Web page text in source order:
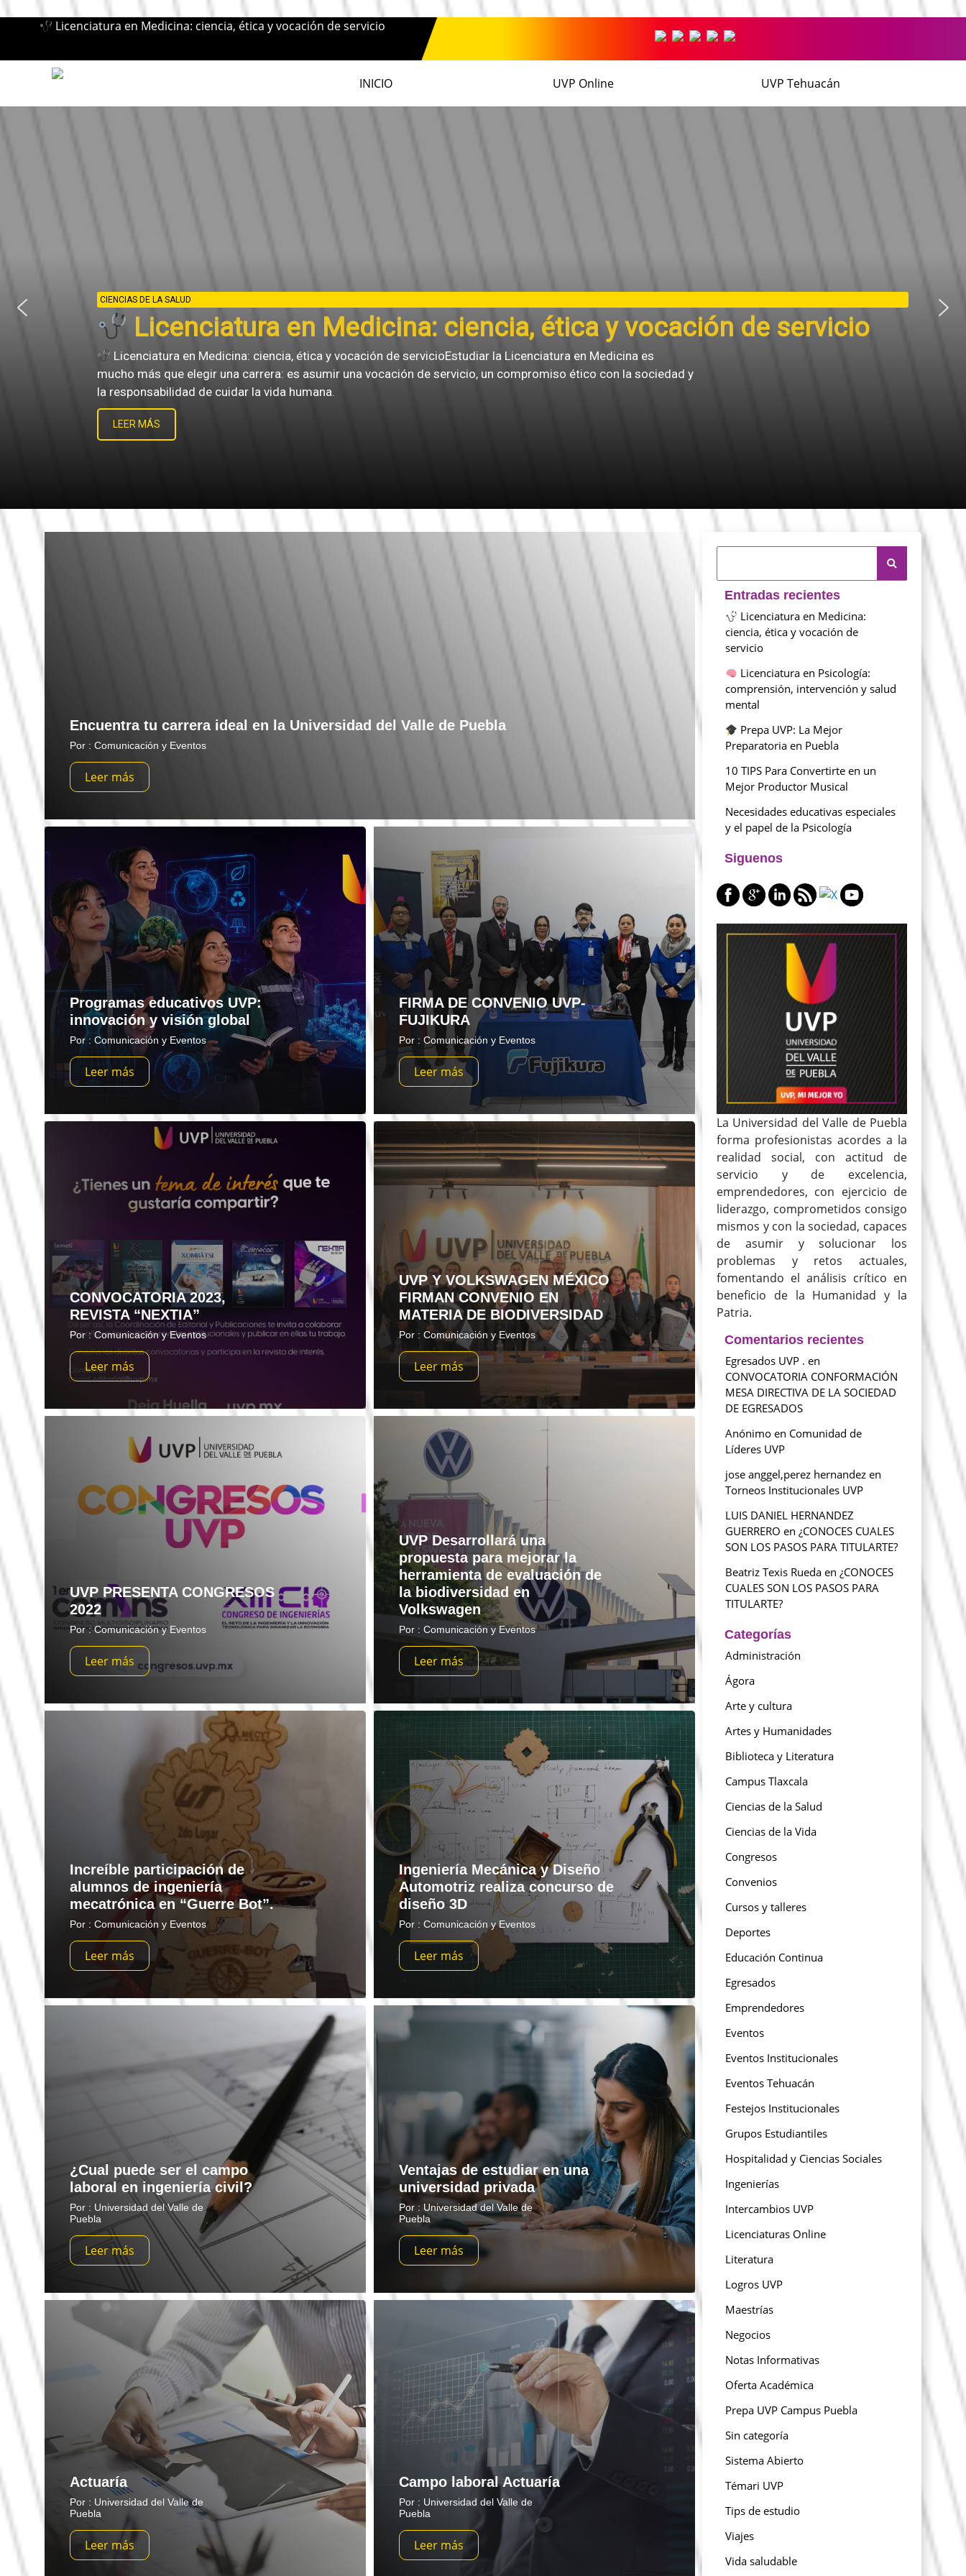
Licenciatura en Medicina: ciencia, ética y vocación de servicio
INICIO UVP Online UVP Tehuacán
CIENCIAS DE LA SALUD
Licenciatura en Medicina: ciencia, ética y vocación de servicio
Licenciatura en Medicina: ciencia, ética y vocación de servicioEstudiar la Licenciatura en Medicina es
mucho más que elegir una carrera: es asumir una vocación de servicio, un compromiso ético con la sociedad y
la responsabilidad de cuidar la vida humana.
LEER MÁS
Encuentra tu carrera ideal en la Universidad del Valle de Puebla
Por : Comunicación y Eventos
Leer más
Programas educativos UVP:
innovación y visión global
Por : Comunicación y Eventos
Leer más
FIRMA DE CONVENIO UVP-
FUJIKURA
Por : Comunicación y Eventos
Leer más
CONVOCATORIA 2023,
REVISTA “NEXTIA”
Por : Comunicación y Eventos
Leer más
UVP Y VOLKSWAGEN MÉXICO
FIRMAN CONVENIO EN
MATERIA DE BIODIVERSIDAD
Por : Comunicación y Eventos
Leer más
UVP PRESENTA CONGRESOS
2022
Por : Comunicación y Eventos
Leer más
UVP Desarrollará una
propuesta para mejorar la
herramienta de evaluación de
la biodiversidad en
Volkswagen
Por : Comunicación y Eventos
Leer más
Increíble participación de
alumnos de ingeniería
mecatrónica en “Guerre Bot”.
Por : Comunicación y Eventos
Leer más
Ingeniería Mecánica y Diseño
Automotriz realiza concurso de
diseño 3D
Por : Comunicación y Eventos
Leer más
¿Cual puede ser el campo
laboral en ingeniería civil?
Por : Universidad del Valle de
Puebla
Leer más
Ventajas de estudiar en una
universidad privada
Por : Universidad del Valle de
Puebla
Leer más
Actuaría
Por : Universidad del Valle de
Puebla
Leer más
Campo laboral Actuaría
Por : Universidad del Valle de
Puebla
Leer más
Entradas recientes
Licenciatura en Medicina:
ciencia, ética y vocación de
servicio
Licenciatura en Psicología:
comprensión, intervención y salud
mental
Prepa UVP: La Mejor
Preparatoria en Puebla
10 TIPS Para Convertirte en un
Mejor Productor Musical
Necesidades educativas especiales
y el papel de la Psicología
Siguenos
La Universidad del Valle de Puebla
forma profesionistas acordes a la
realidad social, con actitud de
servicio y de excelencia,
emprendedores, con ejercicio de
liderazgo, comprometidos consigo
mismos y con la sociedad, capaces
de asumir y solucionar los
problemas y retos actuales,
fomentando el análisis crítico en
beneficio de la Humanidad y la
Patria.
Comentarios recientes
Egresados UVP . en
CONVOCATORIA CONFORMACIÓN
MESA DIRECTIVA DE LA SOCIEDAD
DE EGRESADOS
Anónimo en Comunidad de
Líderes UVP
jose anggel,perez hernandez en
Torneos Institucionales UVP
LUIS DANIEL HERNANDEZ
GUERRERO en ¿CONOCES CUALES
SON LOS PASOS PARA TITULARTE?
Beatriz Texis Rueda en ¿CONOCES
CUALES SON LOS PASOS PARA
TITULARTE?
Categorías
Administración
Ágora
Arte y cultura
Artes y Humanidades
Biblioteca y Literatura
Campus Tlaxcala
Ciencias de la Salud
Ciencias de la Vida
Congresos
Convenios
Cursos y talleres
Deportes
Educación Continua
Egresados
Emprendedores
Eventos
Eventos Institucionales
Eventos Tehuacán
Festejos Institucionales
Grupos Estudiantiles
Hospitalidad y Ciencias Sociales
Ingenierías
Intercambios UVP
Licenciaturas Online
Literatura
Logros UVP
Maestrías
Negocios
Notas Informativas
Oferta Académica
Prepa UVP Campus Puebla
Sin categoría
Sistema Abierto
Témari UVP
Tips de estudio
Viajes
Vida saludable